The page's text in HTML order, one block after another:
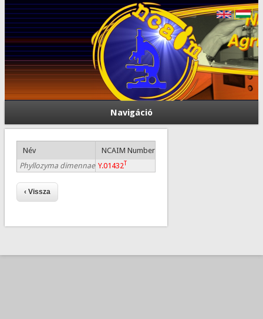
Navigáció
Név
NCAIM Number
Phyllozyma dimennae Y.01432T